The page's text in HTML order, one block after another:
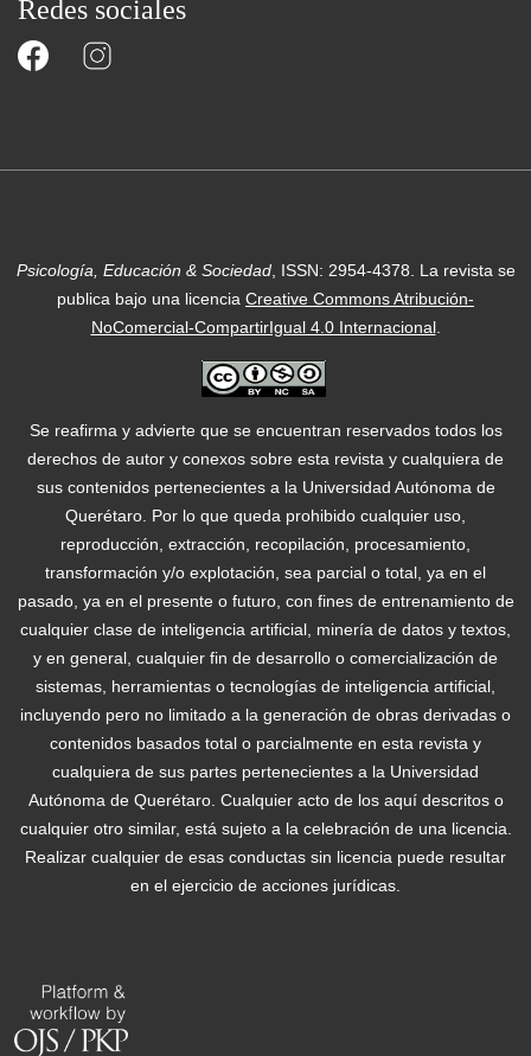
Redes sociales
Psicología, Educación & Sociedad, ISSN: 2954-4378. La revista se
publica bajo una licencia Creative Commons Atribución-
NoComercial-CompartirIgual 4.0 Internacional.
Se reafirma y advierte que se encuentran reservados todos los
derechos de autor y conexos sobre esta revista y cualquiera de
sus contenidos pertenecientes a la Universidad Autónoma de
Querétaro. Por lo que queda prohibido cualquier uso,
reproducción, extracción, recopilación, procesamiento,
transformación y/o explotación, sea parcial o total, ya en el
pasado, ya en el presente o futuro, con fines de entrenamiento de
cualquier clase de inteligencia artificial, minería de datos y textos,
y en general, cualquier fin de desarrollo o comercialización de
sistemas, herramientas o tecnologías de inteligencia artificial,
incluyendo pero no limitado a la generación de obras derivadas o
contenidos basados total o parcialmente en esta revista y
cualquiera de sus partes pertenecientes a la Universidad
Autónoma de Querétaro. Cualquier acto de los aquí descritos o
cualquier otro similar, está sujeto a la celebración de una licencia.
Realizar cualquier de esas conductas sin licencia puede resultar
en el ejercicio de acciones jurídicas.